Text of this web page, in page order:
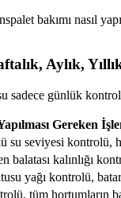
bakımı nasıl
Aylık,
sadece günlük
Gereken
seviyesi kontrolü,
balatası kalınlığı
yağı kontrolü,
tüm hortumların